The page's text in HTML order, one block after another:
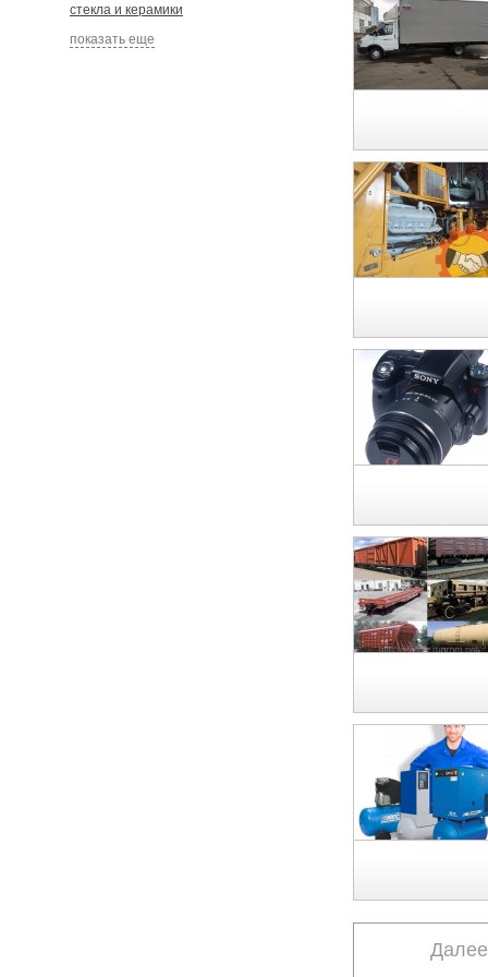
стекла и керамики
показать еще
Далее